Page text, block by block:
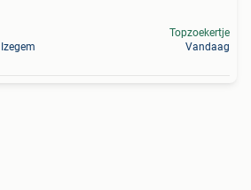
Izegem
Topzoekertje
Vandaag